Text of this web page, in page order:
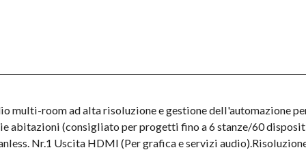
multi-room ad alta risoluzione e gestione dell'automazione
abitazioni (consigliato per progetti fino a 6 stanze/60
Nr.1 Uscita HDMI (Per grafica e servizi